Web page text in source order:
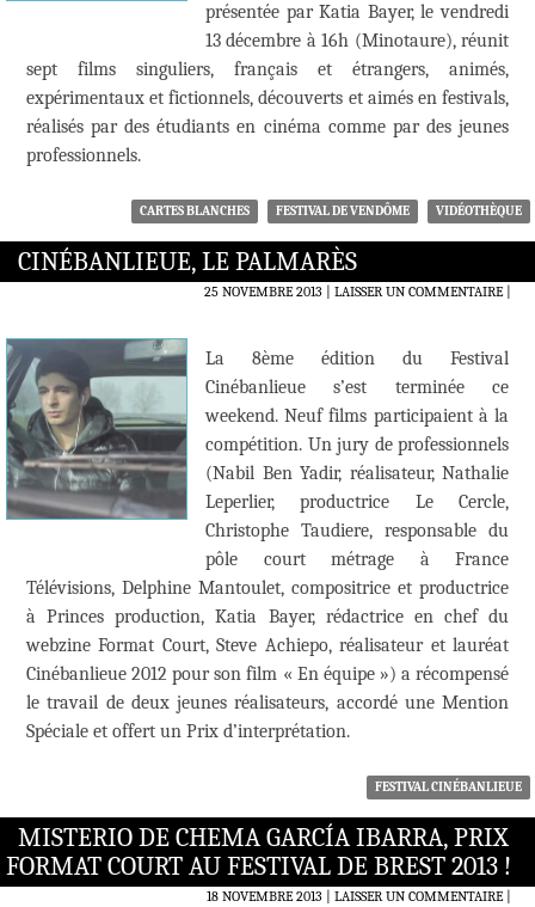
présentée par Katia Bayer, le vendredi
13 décembre à 16h (Minotaure), réunit
sept films singuliers, français et étrangers, animés,
expérimentaux et fictionnels, découverts et aimés en festivals,
réalisés par des étudiants en cinéma comme par des jeunes
professionnels.
CARTES BLANCHES FESTIVAL DE VENDÔME VIDÉOTHÈQUE
CINÉBANLIEUE, LE PALMARÈS
25 NOVEMBRE 2013 LAISSER UN COMMENTAIRE|
La 8ème édition du Festival
Cinébanlieue s’est terminée ce
weekend. Neuf films participaient à la
compétition. Un jury de professionnels
(Nabil Ben Yadir, réalisateur, Nathalie
Leperlier, productrice Le Cercle,
Christophe Taudiere, responsable du
pôle court métrage à France
Télévisions, Delphine Mantoulet, compositrice et productrice
à Princes production, Katia Bayer, rédactrice en chef du
webzine Format Court, Steve Achiepo, réalisateur et lauréat
Cinébanlieue 2012 pour son film « En équipe ») a récompensé
le travail de deux jeunes réalisateurs, accordé une Mention
Spéciale et offert un Prix d’interprétation.
FESTIVAL CINÉBANLIEUE
MISTERIO DE CHEMA GARCÍA IBARRA, PRIX
FORMAT COURT AU FESTIVAL DE BREST 2013 !
18 NOVEMBRE 2013 LAISSER UN COMMENTAIRE|